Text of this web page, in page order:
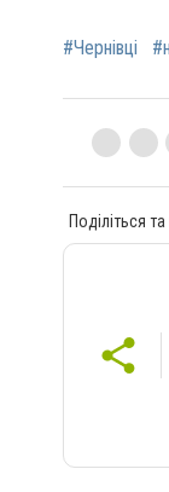
#Чернівці
Поділіться